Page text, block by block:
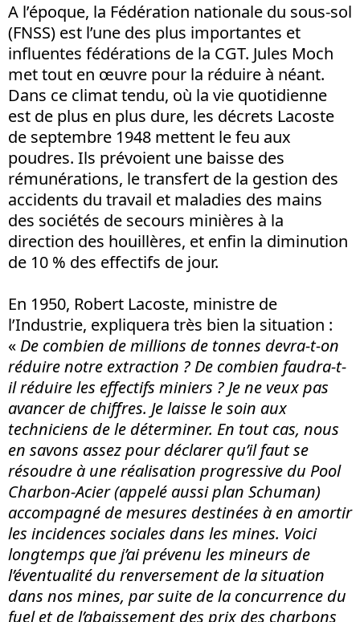
A l’époque, la Fédération nationale du sous-sol
(FNSS) est l’une des plus importantes et
influentes fédérations de la CGT. Jules Moch
met tout en œuvre pour la réduire à néant.
Dans ce climat tendu, où la vie quotidienne
est de plus en plus dure, les décrets Lacoste
de septembre 1948 mettent le feu aux
poudres. Ils prévoient une baisse des
rémunérations, le transfert de la gestion des
accidents du travail et maladies des mains
des sociétés de secours minières à la
direction des houillères, et enfin la diminution
de 10 % des effectifs de jour.
En 1950, Robert Lacoste, ministre de
l’Industrie, expliquera très bien la situation :
« De combien de millions de tonnes devra-t-on
réduire notre extraction ? De combien faudra-t-
il réduire les effectifs miniers ? Je ne veux pas
avancer de chiffres. Je laisse le soin aux
techniciens de le déterminer. En tout cas, nous
en savons assez pour déclarer qu’il faut se
résoudre à une réalisation progressive du Pool
Charbon-Acier (appelé aussi plan Schuman)
accompagné de mesures destinées à en amortir
les incidences sociales dans les mines. Voici
longtemps que j’ai prévenu les mineurs de
l’éventualité du renversement de la situation
dans nos mines, par suite de la concurrence du
fuel et de l’abaissement des prix des charbons